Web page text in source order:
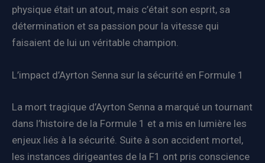
physique était un atout, mais c’était son esprit, sa
détermination et sa passion pour la vitesse qui
faisaient de lui un véritable champion.
L’impact d’Ayrton Senna sur la sécurité en Formule 1
La mort tragique d’Ayrton Senna a marqué un tournant
dans l’histoire de la Formule 1 et a mis en lumière les
enjeux liés à la sécurité. Suite à son accident mortel,
les instances dirigeantes de la F1 ont pris conscience